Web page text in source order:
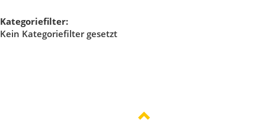
Kategoriefilter:
Kein Kategoriefilter gesetzt